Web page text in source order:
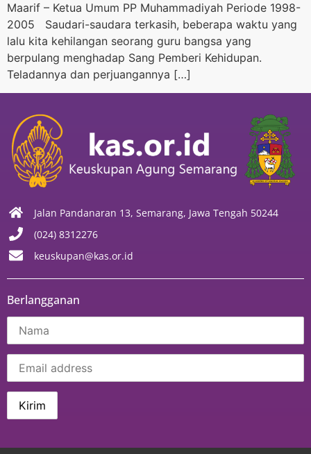
Maarif – Ketua Umum PP Muhammadiyah Periode 1998-
2005 Saudari-saudara terkasih, beberapa waktu yang
lalu kita kehilangan seorang guru bangsa yang
berpulang menghadap Sang Pemberi Kehidupan.
Teladannya dan perjuangannya […]
Jalan Pandanaran 13, Semarang, Jawa Tengah 50244
(024) 8312276
keuskupan@kas.or.id
Berlangganan